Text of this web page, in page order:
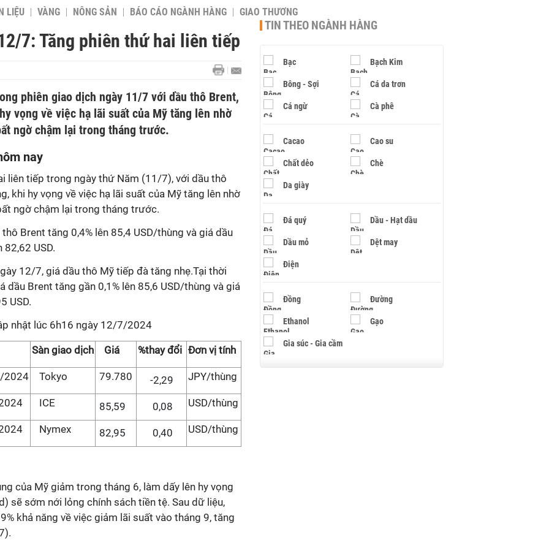
LIỆU VÀNG NÔNG SẢN BÁO CÁO NGÀNH HÀNG GIAO THƯƠNG
7: Tăng phiên thứ hai liên tiếp
phiên giao dịch ngày 11/7 với dầu thô Brent,
vọng về việc hạ lãi suất của Mỹ tăng lên nhờ
ngờ chậm lại trong tháng trước.
nay
liên tiếp trong ngày thứ Năm (11/7), với dầu thô
khi hy vọng về việc hạ lãi suất của Mỹ tăng lên nhờ
ngờ chậm lại trong tháng trước.
Brent tăng 0,4% lên 85,4 USD/thùng và giá dầu
82,62 USD.
12/7, giá dầu thô Mỹ tiếp đà tăng nhẹ.Tại thời
dầu Brent tăng gần 0,1% lên 85,6 USD/thùng và giá
USD.
nhật lúc 6h16 ngày 12/7/2024
Sàn giao dịch Giá %thay đổi Đơn vị tính
2024 Tokyo 79.780 -2,29 JPY/thùng
ICE 85,59 0,08 USD/thùng
Nymex 82,95 0,40 USD/thùng
của Mỹ giảm trong tháng 6, làm dấy lên hy vọng
sẽ sớm nới lỏng chính sách tiền tệ. Sau dữ liệu,
khả năng về việc giảm lãi suất vào tháng 9, tăng
TIN THEO NGÀNH HÀNG
Bạc Bạch Kim
Bông - Sợi Cá da trơn
Cá ngừ Cà phê
Cacao Cao su
Chất dẻo Chè
Da giày
Đá quý Dầu - Hạt dầu
Dầu mỏ Dệt may
Điện
Đồng Đường
Ethanol Gạo
Gia súc - Gia cầm